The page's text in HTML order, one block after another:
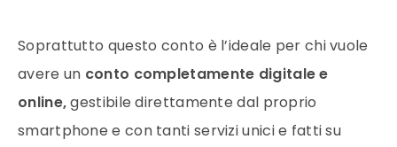
Soprattutto questo conto è l’ideale per chi vuole
avere un conto completamente digitale e
online,gestibile direttamente dal proprio
smartphone e con tanti servizi unici e fatti su